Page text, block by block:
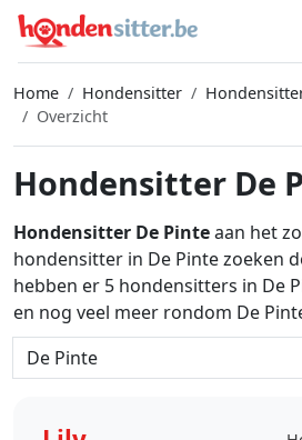
Home Hondensitter
Overzicht
Hondensitter De
Hondensitter De Pinteaan het
hondensitter in De Pinte zoeken
hebben er 5 hondensitters in De
en nog veel meer rondom De